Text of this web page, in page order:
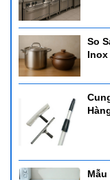
So
Inox